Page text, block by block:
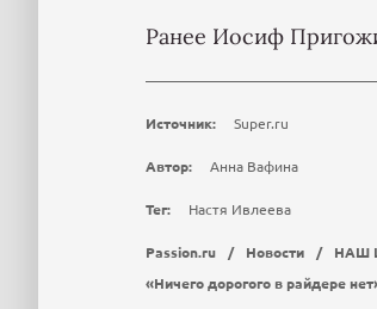
Ранее Иосиф
Источник: Super.ru
Автор: Анна Вафина
Тег: Настя Ивлеева
Passion.ru / Новости / НАШ
«Ничего дорогого в райдере